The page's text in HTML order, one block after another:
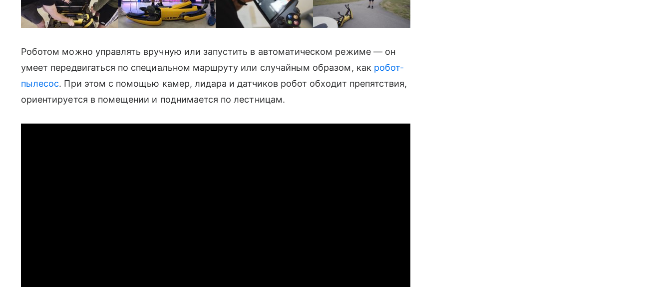
Роботом можно управлять вручную или запустить в автоматическом режиме — он
умеет передвигаться по специальном маршруту или случайным образом, как робот-
пылесос. При этом с помощью камер, лидара и датчиков робот обходит препятствия,
ориентируется в помещении и поднимается по лестницам.